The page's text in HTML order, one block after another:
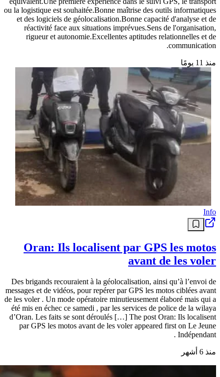
ou la logistique est souhaitée.Bonne maîtrise des outils informatiques
et des logiciels de géolocalisation.Bonne capacité d'analyse et de
réactivité face aux situations imprévues.Sens de l'organisation,
rigueur et autonomie.Excellentes aptitudes relationnelles et de
communication.
منذ 11 يومًا
Info
Oran: Ils localisent par GPS les motos
avant de les voler
Des brigands recouraient à la géolocalisation, ainsi qu’à l’envoi de
messages et de vidéos, pour repérer par GPS les motos ciblées avant
de les voler . Un mode opératoire minutieusement élaboré mais qui a
été mis en échec ce samedi , par les services de police de la wilaya
d’Oran. Les faits se sont déroulés […] The post Oran: Ils localisent
par GPS les motos avant de les voler appeared first on Le Jeune
Indépendant .
منذ 6 أشهر